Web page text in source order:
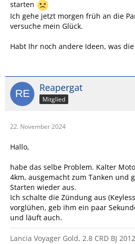
starten
Ich gehe jetzt morgen früh an die
versuche mein Glück.
Habt Ihr noch andere Ideen, was
Reapergat
Mitglied
22. November 2024
Hallo,
habe das selbe Problem. Kalter
4km, ausgemacht zum Tanken und
Starten wieder aus.
Ich schalte die Zündung aus
vorglühen, geb ihm ein paar
und läuft auch.
Lancia Voyager Gold, 2.8 CRD BJ 2012